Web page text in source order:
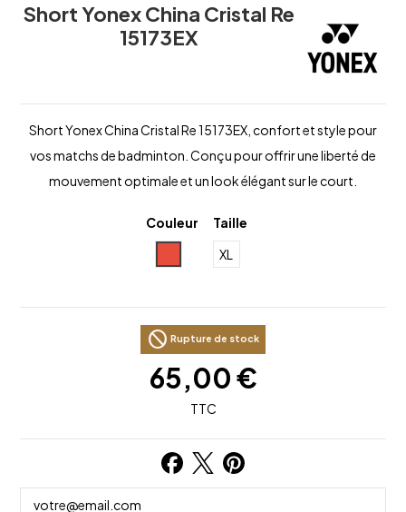
Short Yonex China Cristal Re
15173EX
Short Yonex China Cristal Re 15173EX, confort et style pour
vos matchs de badminton. Conçu pour offrir une liberté de
mouvement optimale et un look élégant sur le court.
Couleur
Taille
XL
block Rupture de stock
65,00 €
TTC